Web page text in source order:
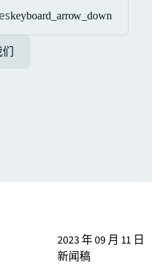
keyboard_arrow_down
2023 年 09 月 11 日
新闻稿